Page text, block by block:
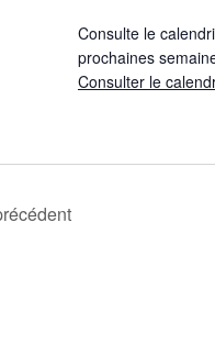
Consulte le
prochaines
Consulter le